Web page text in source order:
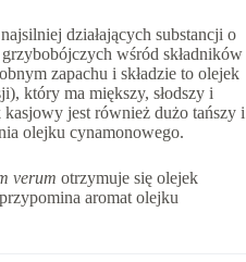
działających substancji o
wśród składników
zapachu i składzie to olejek
który ma miększy, słodszy i
jest również dużo tańszy i
olejku cynamonowego.
verum otrzymuje się olejek
aromat olejku